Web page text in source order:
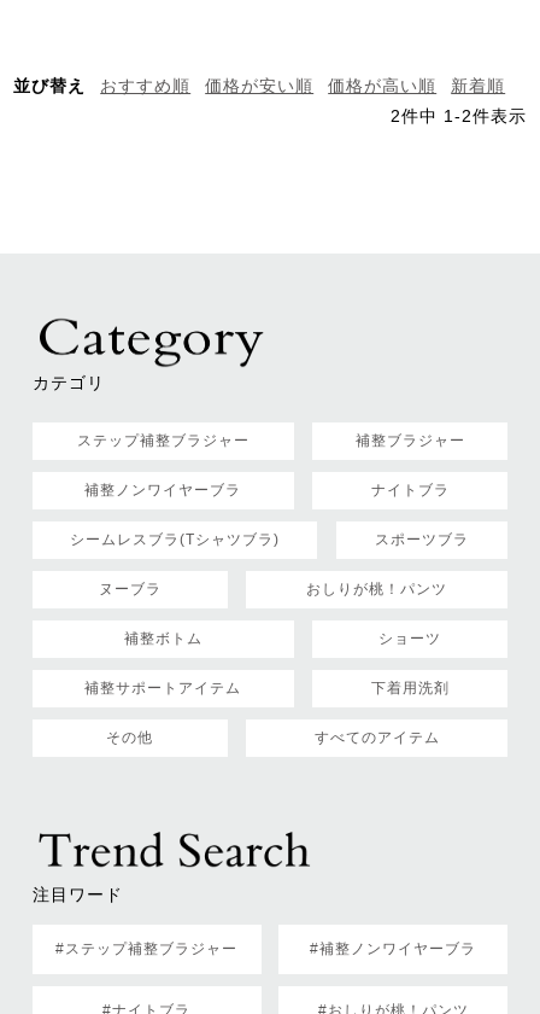
並び替え おすすめ順 価格が安い順 価格が高い順
新着順
2件中 1-2件表示
カテゴリ
ステップ補整ブラジャー 補整ブラジャー
補整ノンワイヤーブラ ナイトブラ
シームレスブラ(Tシャツブラ) スポーツブラ
ヌーブラ おしりが桃！パンツ
補整ボトム ショーツ
補整サポートアイテム 下着用洗剤
その他 すべてのアイテム
注目ワード
#ステップ補整ブラジャー #補整ノンワイヤーブラ
#ナイトブラ #おしりが桃！パンツ